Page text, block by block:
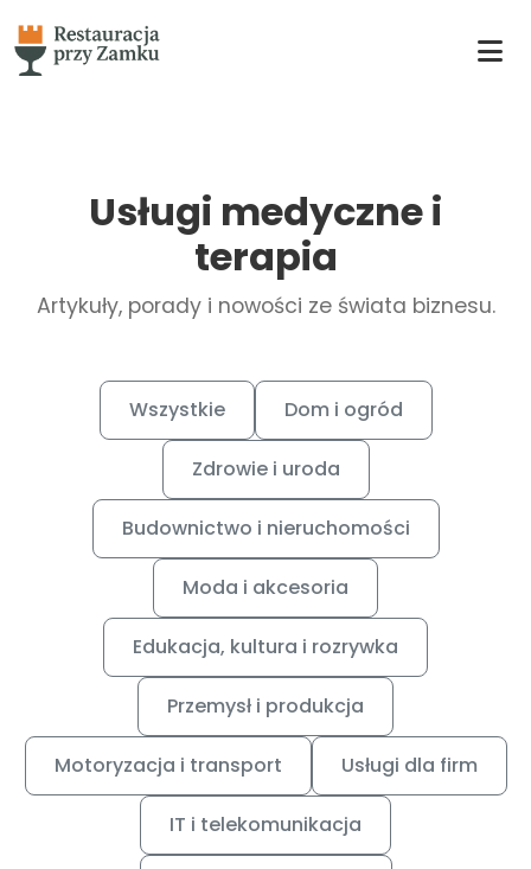
Usługi medyczne i
terapia
Artykuły, porady i nowości ze świata biznesu.
Wszystkie Dom i ogród
Zdrowie i uroda
Budownictwo i nieruchomości
Moda i akcesoria
Edukacja, kultura i rozrywka
Przemysł i produkcja
Motoryzacja i transport Usługi dla firm
IT i telekomunikacja